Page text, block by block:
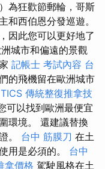
為狂歡節郵輪​​，哥斯
和西伯恩分發巡遊。
因此您可以更好地了
城市和偏遠的景觀
記帳士 考試內容 台
的飛機留在歐洲城市
傳統整復推拿技
可以找到歐洲最便宜
環境。 還建議替換
。 台中 筋膜刀 在土
用是必須的。 台中
拿價格 駕駛風格在土